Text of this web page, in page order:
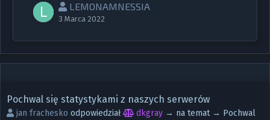
LEMONAMNESSIA
3 Marca 2022
Pochwal się statystykami z naszych serwerów
jan frachesko odpowiedział dkgray→ na temat → Pochwal